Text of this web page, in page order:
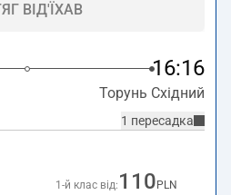
ВІД'ЇХАВ
16:16
Торунь Східний
1 пересадка
1-й клас від: 110 PLN